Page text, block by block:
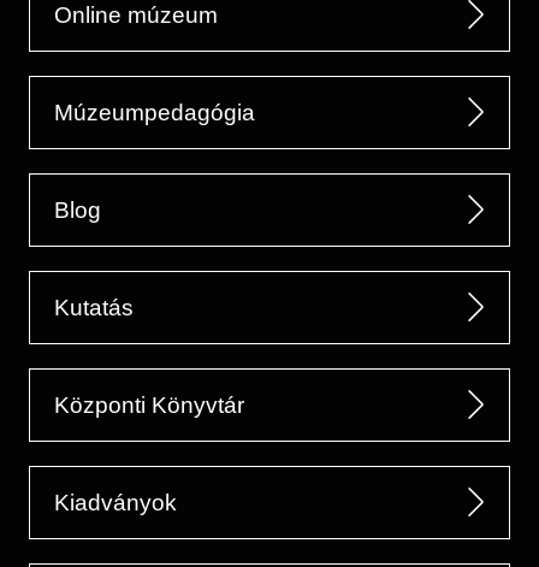
Online múzeum
Múzeumpedagógia
Blog
Kutatás
Központi Könyvtár
Kiadványok